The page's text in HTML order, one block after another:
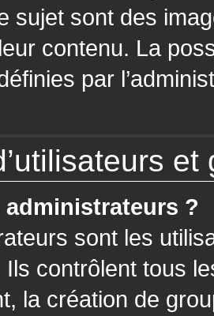
sujet sont des
contenu. La
par
et
?
sont les
contrôlent tous
la création de